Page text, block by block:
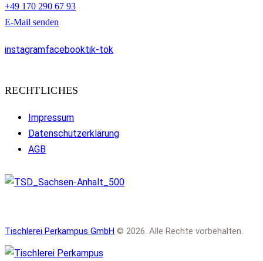
+49 170 290 67 93
E-Mail senden
instagramfacebooktik-tok
RECHTLICHES
Impressum
Datenschutzerklärung
AGB
Tischlerei Perkampus GmbH © 2026. Alle Rechte vorbehalten.